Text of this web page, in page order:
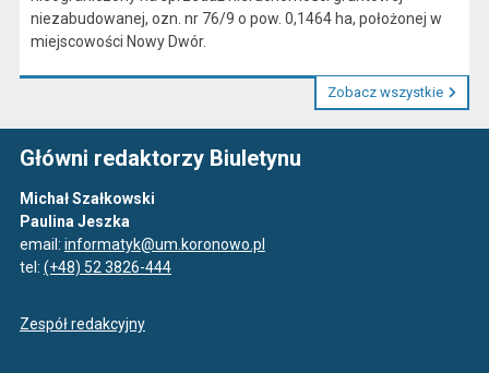
niezabudowanej, ozn. nr 76/9 o pow. 0,1464 ha, położonej w
miejscowości Nowy Dwór.
Zobacz wszystkie
Główni redaktorzy Biuletynu
Michał Szałkowski
Paulina Jeszka
email: informatyk@um.koronowo.pl
tel: (+48) 52 3826-444
Zespół redakcyjny